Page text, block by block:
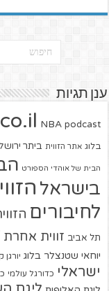
ענן תגיות
NBA podcast
בלוג אתר הזווית ביתר
הבית של אוהדי הספורט
בישראל
לחיבורים
תל אביב זווית אחרת
יוחאי שטנצלר בלוג יורגן
ישראלי כדורגל עולמי